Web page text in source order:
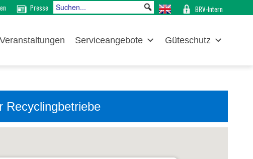
Presse BRV-Intern
Veranstaltungen Serviceangebote Güteschutz
Recyclingbetriebe